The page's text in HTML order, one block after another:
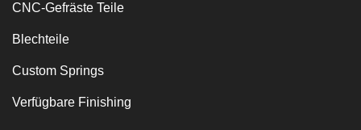
CNC-Gefräste Teile
Blechteile
Custom Springs
Verfügbare Finishing